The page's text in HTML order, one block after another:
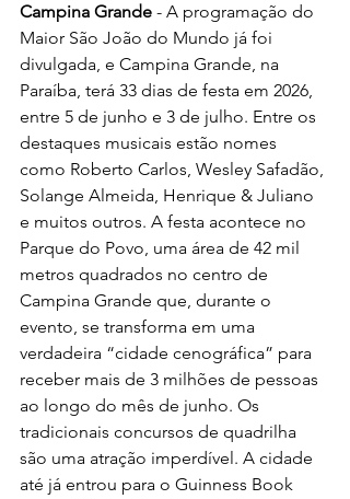
Campina Grande - A programação do
Maior São João do Mundo já foi
divulgada, e Campina Grande, na
Paraíba, terá 33 dias de festa em 2026,
entre 5 de junho e 3 de julho. Entre os
destaques musicais estão nomes
como Roberto Carlos, Wesley Safadão,
Solange Almeida, Henrique & Juliano
e muitos outros. A festa acontece no
Parque do Povo, uma área de 42 mil
metros quadrados no centro de
Campina Grande que, durante o
evento, se transforma em uma
verdadeira “cidade cenográfica” para
receber mais de 3 milhões de pessoas
ao longo do mês de junho. Os
tradicionais concursos de quadrilha
são uma atração imperdível. A cidade
até já entrou para o Guinness Book